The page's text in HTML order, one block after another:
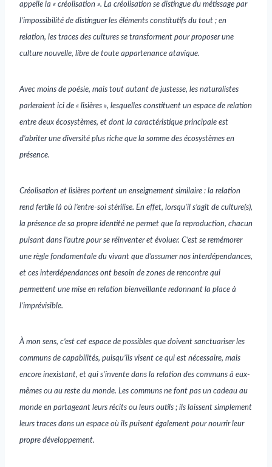
appelle la « créolisation ». La créolisation se distingue du métissage par
l’impossibilité de distinguer les éléments constitutifs du tout ; en
relation, les traces des cultures se transforment pour proposer une
culture nouvelle, libre de toute appartenance atavique.
Avec moins de poésie, mais tout autant de justesse, les naturalistes
parleraient ici de « lisières », lesquelles constituent un espace de relation
entre deux écosystèmes, et dont la caractéristique principale est
d’abriter une diversité plus riche que la somme des écosystèmes en
présence.
Créolisation et lisières portent un enseignement similaire : la relation
rend fertile là où l’entre-soi stérilise. En effet, lorsqu’il s’agit de culture(s),
la présence de sa propre identité ne permet que la reproduction, chacun
puisant dans l’autre pour se réinventer et évoluer. C’est se remémorer
une règle fondamentale du vivant que d’assumer nos interdépendances,
et ces interdépendances ont besoin de zones de rencontre qui
permettent une mise en relation bienveillante redonnant la place à
l’imprévisible.
À mon sens, c’est cet espace de possibles que doivent sanctuariser les
communs de capabilités, puisqu’ils visent ce qui est nécessaire, mais
encore inexistant, et qui s’invente dans la relation des communs à eux-
mêmes ou au reste du monde. Les communs ne font pas un cadeau au
monde en partageant leurs récits ou leurs outils ; ils laissent simplement
leurs traces dans un espace où ils puisent également pour nourrir leur
propre développement.